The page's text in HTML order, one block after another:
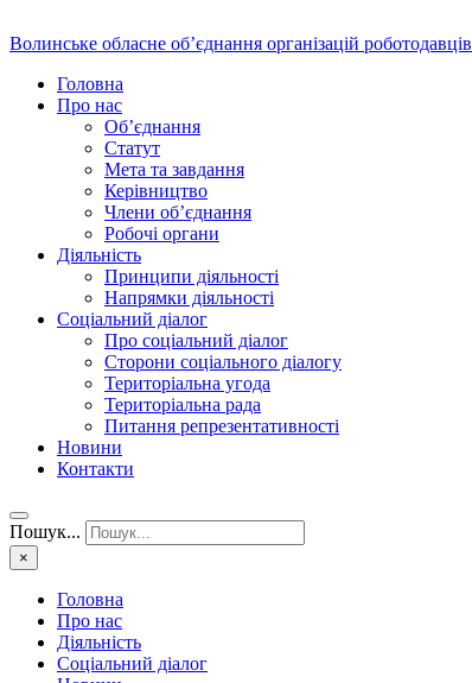
Волинське обласне об’єднання організацій роботодавців
Головна
Про нас
Об’єднання
Статут
Мета та завдання
Керівництво
Члени об’єднання
Робочі органи
Діяльність
Принципи діяльності
Напрямки діяльності
Соціальний діалог
Про соціальний діалог
Сторони соціального діалогу
Територіальна угода
Територіальна рада
Питання репрезентативності
Новини
Контакти
Пошук...
×
Головна
Про нас
Діяльність
Соціальний діалог